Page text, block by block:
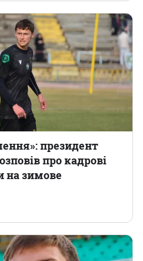
президент
про кадрові
на зимове